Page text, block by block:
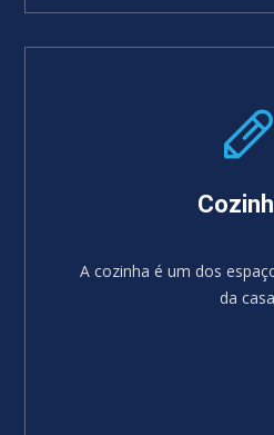
A cozinha é um dos
da
SABER